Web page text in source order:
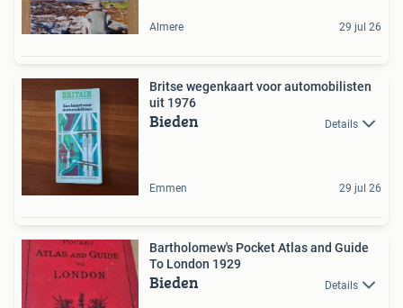
Almere 29 jul 26
Britse wegenkaart voor automobilisten
uit 1976
Bieden Details
Emmen 29 jul 26
Bartholomew's Pocket Atlas and Guide
To London 1929
Bieden Details